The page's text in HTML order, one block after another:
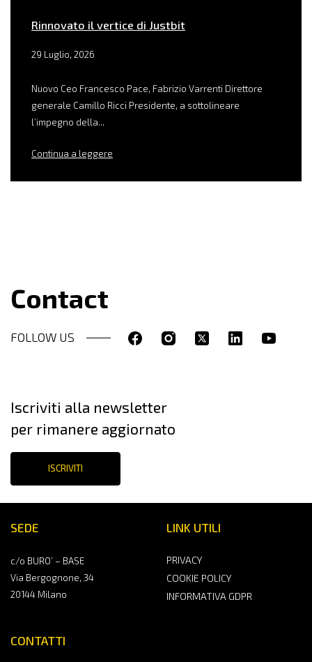
Rinnovato il vertice di Justbit
29 Luglio, 2026
Nuovo Ceo Francesco Pace, Fabrizio Varrenti Direttore
generale Camillo Ricci Presidente, a sottolineare
l’impegno della...
Continua a leggere
Contact
FOLLOW US
SEDE
c/o BURO’ – BASE
Via Bergognone, 34
20144 Milano
CONTATTI
LINK UTILI
PRIVACY
COOKIE POLICY
INFORMATIVA GDPR
Iscriviti alla newsletter
per rimanere aggiornato
ISCRIVITI